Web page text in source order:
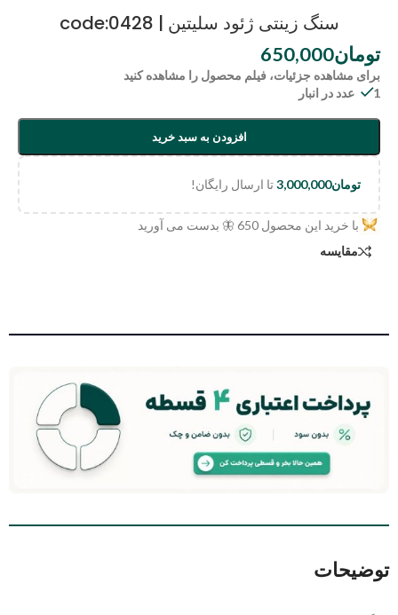
سنگ زینتی ژئود سلیتین | code:0428
تومان650,000
برای مشاهده جزئیات، فیلم محصول را مشاهده کنید
1 عدد در انبار
افزودن به سبد خرید
تومان3,000,000تا ارسال رایگان!
با خرید این محصول 650 🦋 بدست می آورید
مقایسه
توضیحات